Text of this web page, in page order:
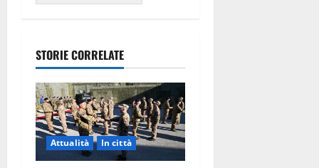
STORIE CORRELATE
Attualità In città